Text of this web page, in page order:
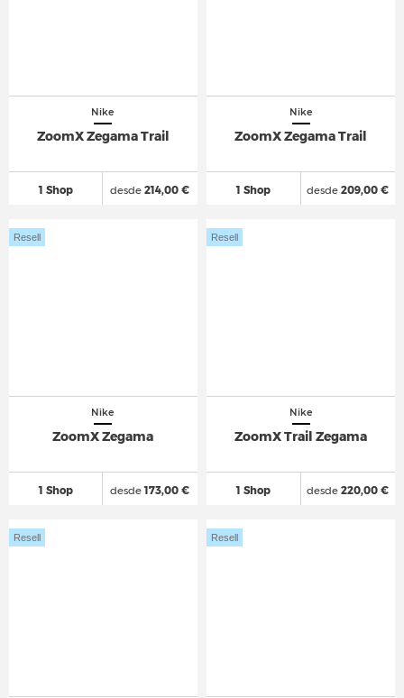
Nike
ZoomX Zegama Trail
1 Shop desde 214,00 €
Nike
ZoomX Zegama Trail
1 Shop desde 209,00 €
Nike
ZoomX Zegama
1 Shop
Resell
desde173,00 €
Nike
ZoomX Trail Zegama
1 Shop
Resell
desde 220,00 €
Resell Resell